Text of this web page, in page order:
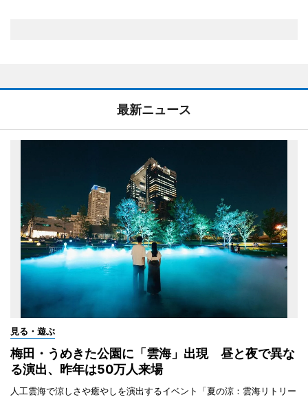
最新ニュース
見る・遊ぶ
梅田・うめきた公園に「雲海」出現 昼と夜で異な
る演出、昨年は50万人来場
人工雲海で涼しさや癒やしを演出するイベント「夏の涼：雲海リトリー